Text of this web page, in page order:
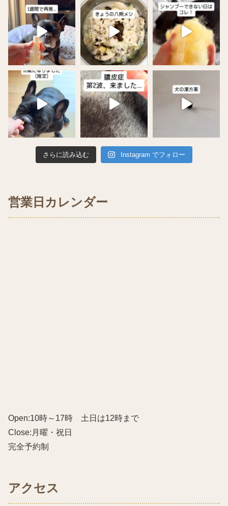
さらに読み込む Instagram でフォロー
営業日カレンダー
Open:10時～17時 土日は12時まで
Close:月曜・祝日
完全予約制
アクセス